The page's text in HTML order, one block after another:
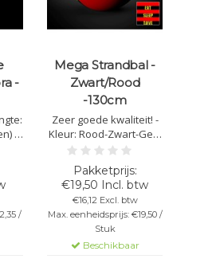
-
-
/
Mega Strandbal -
Zwart/Rood
-130cm
Zeer goede kwaliteit! -
Kleur: Rood-Zwart-Geel
(Eat-Rave-Sleep) -
Diameter: 130 cm
€19,50 Incl. btw
€16,12 Excl. btw
Max. eenheidsprijs: €19,50 /
Stuk
Beschikbaar